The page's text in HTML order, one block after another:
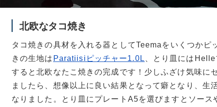
北欧なタコ焼き
タコ焼きの具材を入れる器としてTeemaをいくつかピ
きの生地は Paratiisiピッチャー1.0L
、とり皿には
すると北欧なたこ焼きの完成です！少しふざけ気味に
ましたら、想像以上に良い結果となって癖となり、生
なりました。とり皿にプレートA5を選びますとソース